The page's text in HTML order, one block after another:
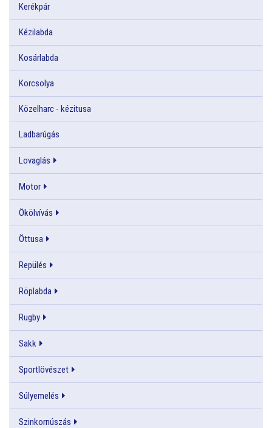
Kerékpár
Kézilabda
Kosárlabda
Korcsolya
Közelharc - kézitusa
Ladbarúgás
Lovaglás
Motor
Ökölvívás
Öttusa
Repülés
Röplabda
Rugby
Sakk
Sportlövészet
Súlyemelés
Szinkornúszás